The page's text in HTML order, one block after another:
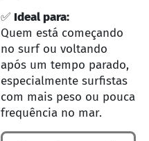
✅ Ideal para:
Quem está começando
no surf ou voltando
após um tempo parado,
especialmente surfistas
com mais peso ou pouca
frequência no mar.